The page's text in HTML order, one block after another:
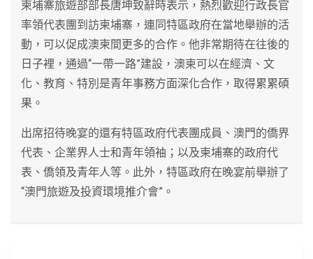
柬埔寨旅遊部部長唐坤致辭時表示，熱烈歡迎行政長官
率領代表團到訪柬埔寨，連同特區政府在當地舉辦的活
動，可以促成澳柬間更多的合作。他非常期待在往後的
日子裡，通過“一帶一路”建設，澳柬可以在經濟、文
化、教育、特別是青年事務方面深化合作，取得累累碩
果。
出席招待晚宴的還有特區政府代表團成員、澳門的僑界
代表、企業界人士和青年領袖；以及柬埔寨的政府代
表、僑領及青年人等。此外，特區政府在晚宴前舉辦了
“澳門旅遊及投資環境推介會”。